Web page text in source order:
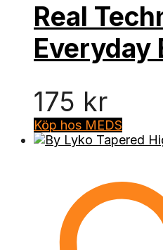
Real
Everyday
175 kr
Köp hos MEDS